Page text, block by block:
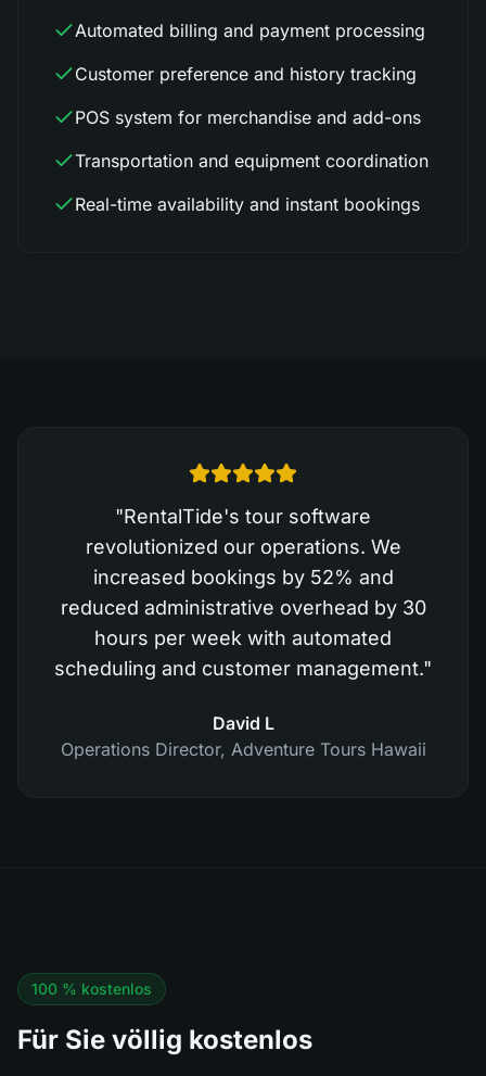
Automated billing and payment processing
Customer preference and history tracking
POS system for merchandise and add-ons
Transportation and equipment coordination
Real-time availability and instant bookings
"RentalTide's tour software
revolutionized our operations. We
increased bookings by 52% and
reduced administrative overhead by 30
hours per week with automated
scheduling and customer management."
David L
Operations Director, Adventure Tours Hawaii
100 % kostenlos
Für Sie völlig kostenlos